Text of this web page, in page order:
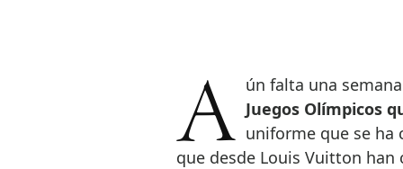
Aún falta una
Juegos Olímpicos
uniforme que se ha
que desde Louis Vuitton han